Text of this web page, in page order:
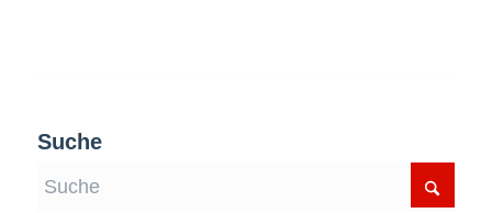
Suche